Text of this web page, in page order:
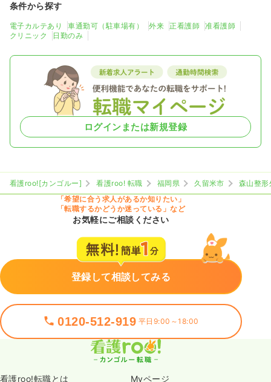
条件から探す
電子カルテあり 車通勤可（駐車場有） 外来 正看護師
准看護師
クリニック
日勤のみ
ログインまたは新規登録
看護roo![カンゴルー] 看護roo! 転職 福岡県 久留米市
森山整形
「希望に合う求人があるか知りたい」
「転職するかどうか迷っている」など
お気軽にご相談ください
登録して相談してみる
0120-512-919 平日9:00～18:00
看護roo!転職とは Myページ